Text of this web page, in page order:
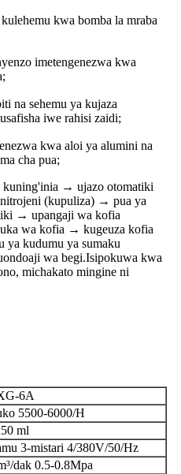
kwa bomba la mraba
imetengenezwa kwa
na sehemu ya kujaza
iwe rahisi zaidi;
kwa aloi ya alumini na
cha pua;
kuning'inia → ujazo otomatiki
(kupuliza) → pua ya
→ upangaji wa kofia
wa kofia → kugeuza kofia
ya kudumu ya sumaku
wa begi.Isipokuwa kwa
michakato mingine ni
6A
5500-6000/H
ml
3-mistari 4/380V/50/Hz
dak 0.5-0.8Mpa